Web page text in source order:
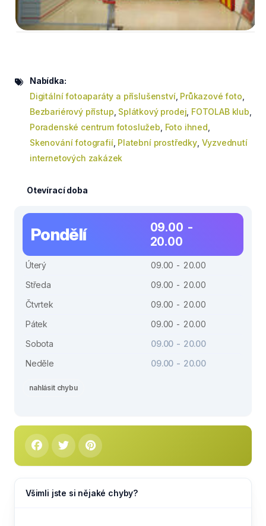
Nabídka:
Digitální fotoaparáty a příslušenství, Průkazové foto
Bezbariérový přístup Splátkový prodej FOTOLAB klub
Poradenské centrum fotoslužeb Foto ihned
Skenování fotografií, Platební prostředky, Vyzvednutí
internetových zakázek
Otevírací doba
Pondělí
09.00 -
20.00
Úterý
09.00 - 20.00
Středa
09.00 - 20.00
Čtvrtek
09.00 - 20.00
Pátek
09.00 - 20.00
Sobota
09.00 - 20.00
Neděle
09.00 - 20.00
nahlásit chybu
Všimli jste si nějaké chyby?